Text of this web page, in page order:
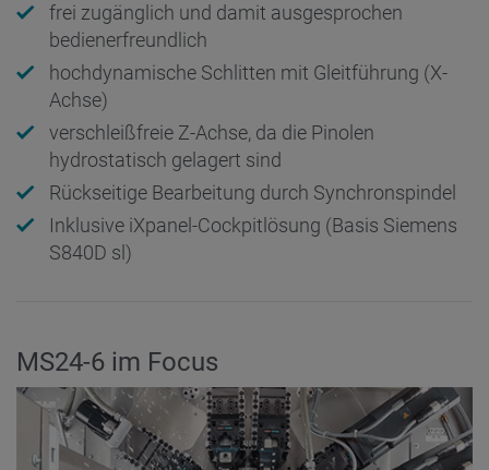
frei zugänglich und damit ausgesprochen
bedienerfreundlich
hochdynamische Schlitten mit Gleitführung (X-
Achse)
verschleißfreie Z-Achse, da die Pinolen
hydrostatisch gelagert sind
Rückseitige Bearbeitung durch Synchronspindel
Inklusive iXpanel-Cockpitlösung (Basis Siemens
S840D sl)
MS24-6 im Focus